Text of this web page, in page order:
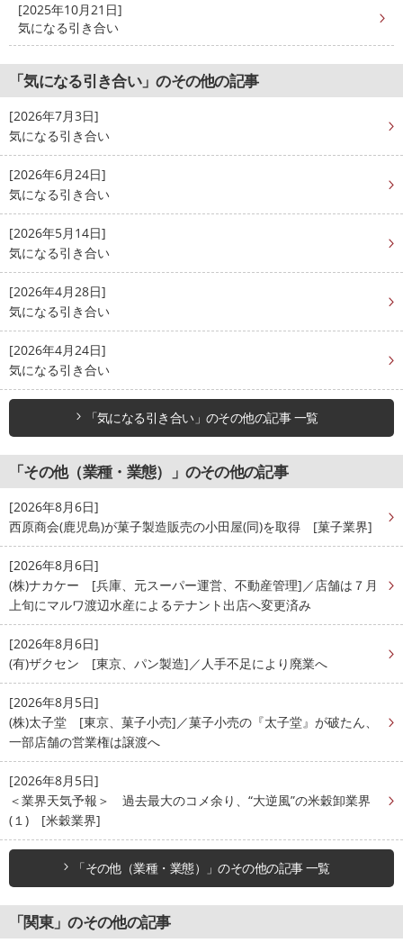
[2025年10月21日]
気になる引き合い
「気になる引き合い」のその他の記事
[2026年7月3日]
気になる引き合い
[2026年6月24日]
気になる引き合い
[2026年5月14日]
気になる引き合い
[2026年4月28日]
気になる引き合い
[2026年4月24日]
気になる引き合い
「気になる引き合い」のその他の記事 一覧
「その他（業種・業態）」のその他の記事
[2026年8月6日]
西原商会(鹿児島)が菓子製造販売の小田屋(同)を取得 [菓子業界]
[2026年8月6日]
(株)ナカケー [兵庫、元スーパー運営、不動産管理]／店舗は７月
上旬にマルワ渡辺水産によるテナント出店へ変更済み
[2026年8月6日]
(有)ザクセン [東京、パン製造]／人手不足により廃業へ
[2026年8月5日]
(株)太子堂 [東京、菓子小売]／菓子小売の『太子堂』が破たん、
一部店舗の営業権は譲渡へ
[2026年8月5日]
＜業界天気予報＞ 過去最大のコメ余り、“大逆風”の米穀卸業界
(１) [米穀業界]
「その他（業種・業態）」のその他の記事 一覧
「関東」のその他の記事